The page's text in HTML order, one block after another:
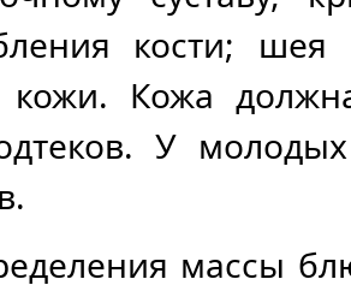
кости;
кожи. Кожа
У
массы